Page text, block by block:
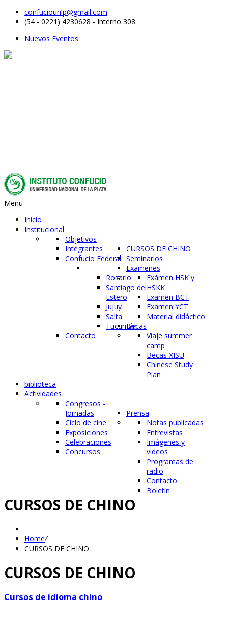
confuciounlp@gmail.com
(54 - 0221) 4230628 - Interno 308
Nuevos Eventos
Menu
Inicio
Institucional
Objetivos
Integrantes
Confucio Federal
Rosario
Santiago del
Estero
Jujuy
Salta
Tucumán
Contacto
CURSOS DE CHINO
Seminarios
Examenes
Exámen HSK y
HSKK
Examen BCT
Examen YCT
Material didáctico
Becas
Viaje summer
camp
Becas XISU
Chinese Study
Plan
biblioteca
Actividades
Congresos -
Jornadas
Ciclo de cine
Exposiciones
Celebraciones
Concursos
Prensa
Notas publicadas
Entrevistas
Imágenes y
videos
Programas de
radio
Contacto
Boletín
CURSOS DE CHINO
Home/
CURSOS DE CHINO
CURSOS DE CHINO
Cursos de idioma chino